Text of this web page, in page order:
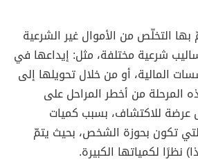
التخلّص من الأموال غير الشرعية
شرعية مختلفة، مثل: إيداعها في
المالية، أو من خلال تحويلها إلى
المرحلة من أخطر المراحل على
عرضة للاكتشاف، بسبب كميات
تكون بحوزة الشخص، بحيث يتمّ
لكمياتها الكبيرة.